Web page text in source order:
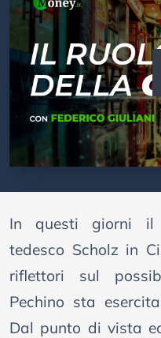
In questi giorni il
tedesco Scholz in
riflettori sul
Pechino sta
Dal punto di vista